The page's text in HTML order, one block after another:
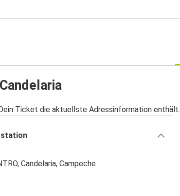
Ticket die aktuellste Adressinformation enthält.
station
Candelaria, Campeche